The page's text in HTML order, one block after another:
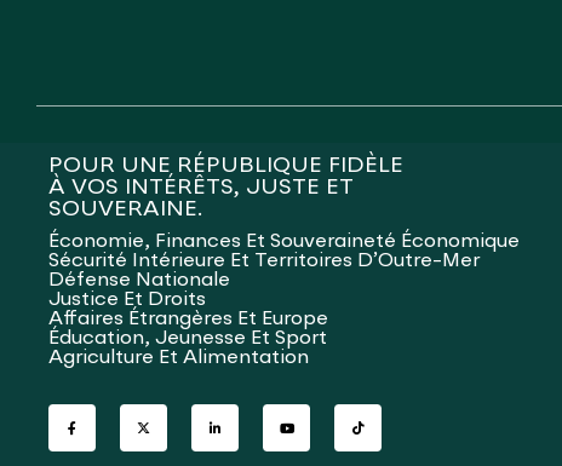
POUR UNE RÉPUBLIQUE FIDÈLE
À VOS INTÉRÊTS, JUSTE ET
SOUVERAINE.
Économie, Finances Et Souveraineté Économique
Sécurité Intérieure Et Territoires D’Outre-Mer
Défense Nationale
Justice Et Droits
Affaires Étrangères Et Europe
Éducation, Jeunesse Et Sport
Agriculture Et Alimentation